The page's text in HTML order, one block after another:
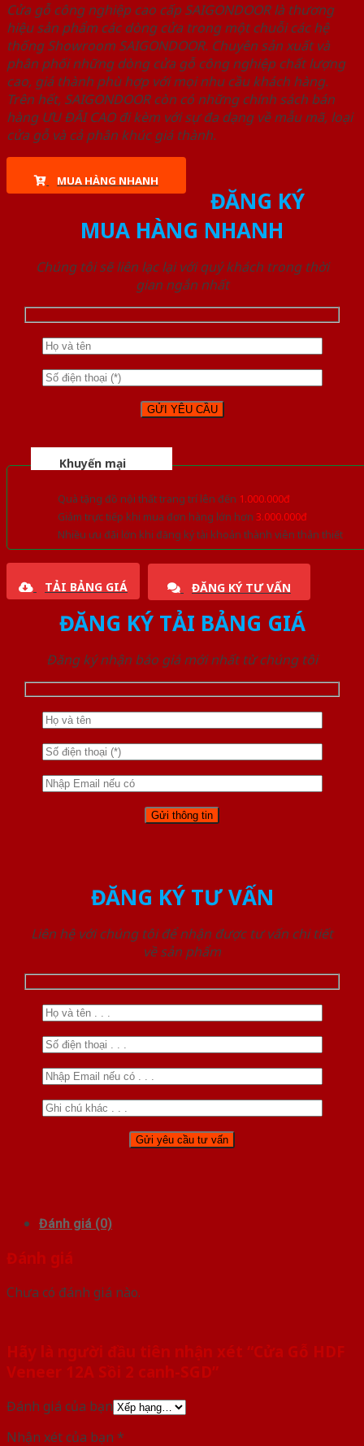
Cửa gỗ công nghiệp cao cấp SAIGONDOOR là thương
hiệu sản phẩm các dòng cửa trong một chuỗi các hệ
thống Showroom SAIGONDOOR. Chuyên sản xuất và
phân phối những dòng cửa gỗ công nghiệp chất lượng
cao, giá thành phù hợp với mọi nhu cầu khách hàng.
Trên hết, SAIGONDOOR còn có những chính sách bán
hàng ƯU ĐÃI CAO đi kèm với sự đa dạng về mẫu mã, loại
cửa gỗ và cả phân khúc giá thành.
MUA HÀNG NHANH
ĐĂNG KÝ
MUA HÀNG NHANH
Chúng tôi sẽ liên lạc lại với quý khách trong thời
gian ngắn nhất
Khuyến mại
Quà tặng đồ nội thất trang trí lên đến 1.000.000đ
Giảm trực tiếp khi mua đơn hàng lớn hơn 3.000.000đ
Nhiều ưu đãi lớn khi đăng ký tài khoản thành viên thân thiết
TẢI BẢNG GIÁ ĐĂNG KÝ TƯ VẤN
ĐĂNG KÝ TẢI BẢNG GIÁ
Đăng ký nhận báo giá mới nhất từ chúng tôi
ĐĂNG KÝ TƯ VẤN
Liên hệ với chúng tôi để nhận được tư vấn chi tiết
về sản phẩm
Đánh giá (0)
Đánh giá
Chưa có đánh giá nào.
Hãy là người đầu tiên nhận xét “Cửa Gỗ HDF
Veneer 12A Sồi 2 canh-SGD”
Đánh giá của bạn
Nhận xét của bạn *